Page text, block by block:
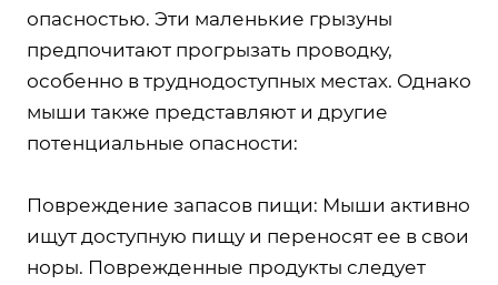
опасностью. Эти маленькие грызуны
предпочитают прогрызать проводку,
особенно в труднодоступных местах. Однако
мыши также представляют и другие
потенциальные опасности:
Повреждение запасов пищи: Мыши активно
ищут доступную пищу и переносят ее в свои
норы. Поврежденные продукты следует